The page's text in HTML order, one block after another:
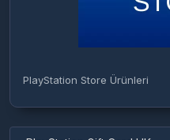
PlayStation Store Ürünleri